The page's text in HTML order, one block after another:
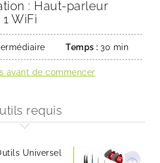
: Haut-parleur
WiFi
Temps : 30 min
avant de commencer
requis
Universel